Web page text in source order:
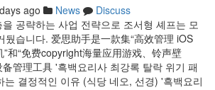
ago News
Discuss
공략하는 사업 전략으로 조서형 셰프는 모
뒀습니다. 爱思助手是一款集“高效管理 iOS
”和“免费copyright海量应用游戏、铃声壁
管理工具 '흑백요리사 최강록 탈락 위기 패
는 결정적인 이유 (식당 네오, 선경) '흑백요리